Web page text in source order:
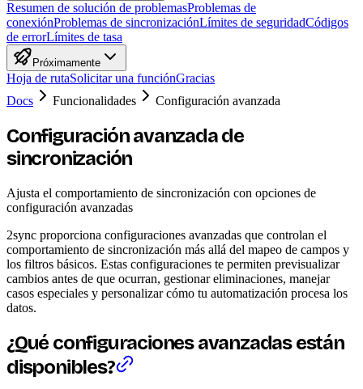
Resumen de solución de problemasProblemas de
conexiónProblemas de sincronizaciónLímites de seguridadCódigos
de errorLímites de tasa
Próximamente
Hoja de rutaSolicitar una funciónGracias
Docs
Funcionalidades Configuración avanzada
Configuración avanzada de
sincronización
Ajusta el comportamiento de sincronización con opciones de
configuración avanzadas
2sync proporciona configuraciones avanzadas que controlan el
comportamiento de sincronización más allá del mapeo de campos y
los filtros básicos. Estas configuraciones te permiten previsualizar
cambios antes de que ocurran, gestionar eliminaciones, manejar
casos especiales y personalizar cómo tu automatización procesa los
datos.
¿Qué configuraciones avanzadas están
disponibles?